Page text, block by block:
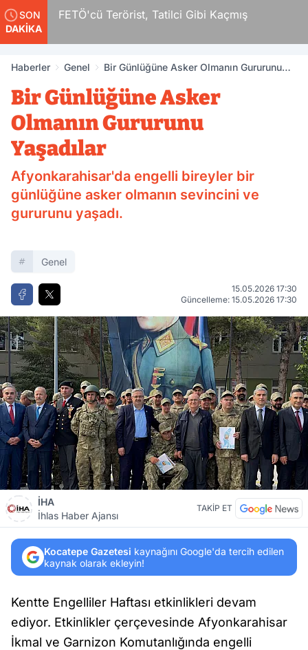
SON
DAKİKA
FETÖ'cü Terörist, Tatilci Gibi Kaçmış
Haberler Genel
Bir Günlüğüne Asker Olmanın Gururunu
Bir Günlüğüne Asker
Olmanın Gururunu
Yaşadılar
Afyonkarahisar'da engelli bireyler bir
günlüğüne asker olmanın sevincini ve
gururunu yaşadı.
Genel
15.05.2026 17:30
Güncelleme: 15.05.2026 17:30
İHA
İhlas Haber Ajansı
TAKİP ET
Kocatepe Gazetesi kaynağını Google'da tercih edilen
kaynak olarak ekleyin!
Kentte Engelliler Haftası etkinlikleri devam
ediyor. Etkinlikler çerçevesinde Afyonkarahisar
İkmal ve Garnizon Komutanlığında engelli